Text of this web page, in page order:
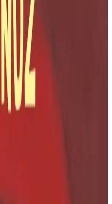
ur broc'h en e wele bras